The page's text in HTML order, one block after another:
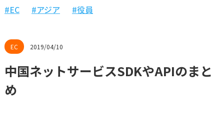
2019/04/10
EC アジア 役員
中国ネットサービスSDKやAPIのまと
め